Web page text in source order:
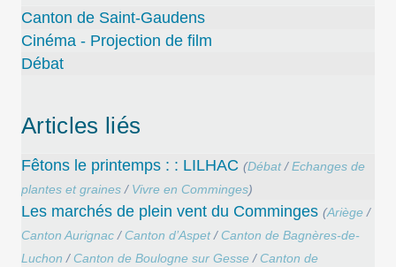
Canton de Saint-Gaudens
Cinéma - Projection de film
Débat
Articles liés
Fêtons le printemps : : LILHAC (Débat/Echanges de
plantes et graines/ Vivre en Comminges)
Les marchés de plein vent du Comminges (Ariège/
Canton Aurignac/ Canton d’Aspet/ Canton de Bagnères-de-
Luchon / Canton de Boulogne sur Gesse/ Canton de